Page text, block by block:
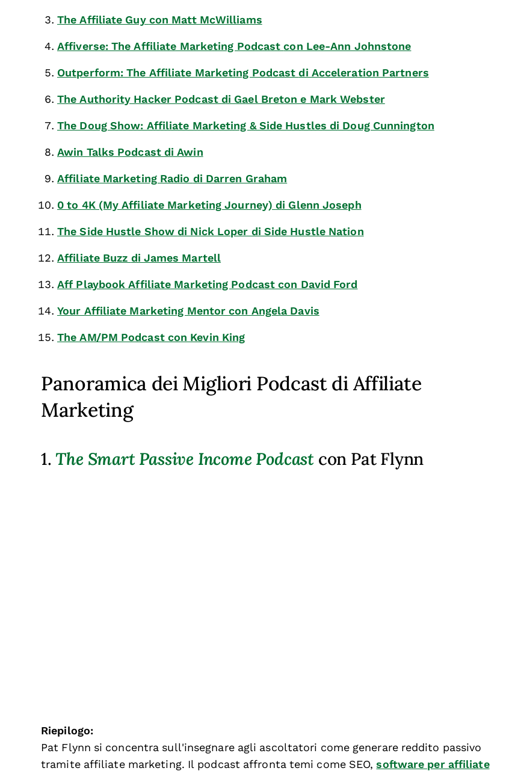
The Affiliate Guy con Matt McWilliams
Affiverse: The Affiliate Marketing Podcastcon Lee-Ann Johnstone
Outperform: The Affiliate Marketing Podcastdi Acceleration Partners
The Authority Hacker Podcast di Gael Breton e Mark Webster
The Doug Show: Affiliate Marketing & Side Hustlesdi Doug Cunnington
Awin Talks Podcast di Awin
Affiliate Marketing Radio di Darren Graham
0 to 4K (My Affiliate Marketing Journey)di Glenn Joseph
The Side Hustle Showdi Nick Loper di Side Hustle Nation
Affiliate Buzz di James Martell
Aff Playbook Affiliate Marketing Podcast con David Ford
Your Affiliate Marketing Mentor con Angela Davis
The AM/PM Podcast con Kevin King
Panoramica dei Migliori Podcast di Affiliate
Marketing
1. The Smart Passive Income Podcast con Pat Flynn
Riepilogo:
Pat Flynn si concentra sull'insegnare agli ascoltatori come generare reddito passivo
tramite affiliate marketing. Il podcast affronta temi come SEO,software per affiliate